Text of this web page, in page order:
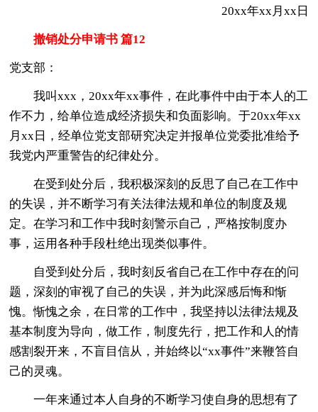
20xx年xx月xx日
撤销处分申请书 篇12
党支部：
我叫xxx，20xx年xx事件，在此事件中由于本人的工
作不力，给单位造成经济损失和负面影响。于20xx年xx
月xx日，经单位党支部研究决定并报单位党委批准给予
我党内严重警告的纪律处分。
在受到处分后，我积极深刻的反思了自己在工作中
的失误，并不断学习有关法律法规和单位的制度及规
定。在学习和工作中我时刻警示自己，严格按制度办
事，运用各种手段杜绝出现类似事件。
自受到处分后，我时刻反省自己在工作中存在的问
题，深刻的审视了自己的失误，并为此深感后悔和惭
愧。惭愧之余，在日常的工作中，我坚持以法律法规及
基本制度为导向，做工作，制度先行，把工作和人的情
感割裂开来，不盲目信从，并始终以“xx事件”来鞭笞自
己的灵魂。
一年来通过本人自身的不断学习使自身的思想有了